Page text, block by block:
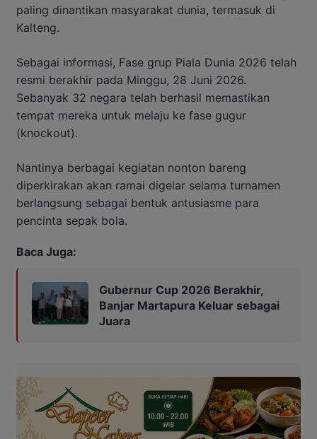
paling dinantikan masyarakat dunia, termasuk di
Kalteng.
Sebagai informasi, Fase grup Piala Dunia 2026 telah
resmi berakhir pada Minggu, 28 Juni 2026.
Sebanyak 32 negara telah berhasil memastikan
tempat mereka untuk melaju ke fase gugur
(knockout).
Nantinya berbagai kegiatan nonton bareng
diperkirakan akan ramai digelar selama turnamen
berlangsung sebagai bentuk antusiasme para
pencinta sepak bola.
Baca Juga:
Gubernur Cup 2026 Berakhir,
Banjar Martapura Keluar sebagai
Juara